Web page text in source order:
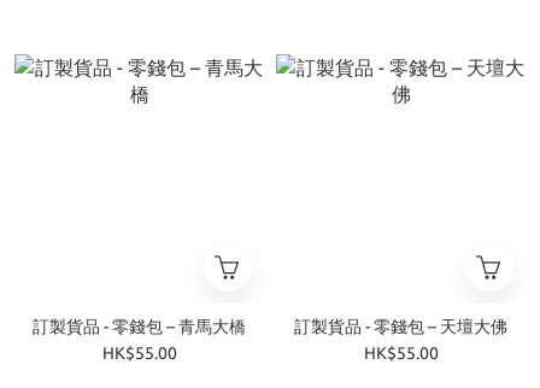
訂製貨品 - 零錢包 – 青馬大橋
HK$55.00
訂製貨品 - 零錢包 – 天壇大佛
HK$55.00